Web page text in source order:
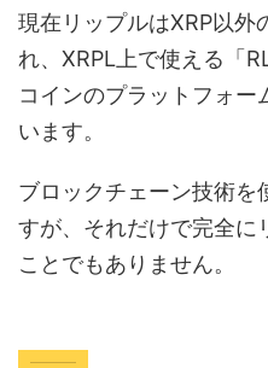
現在リップルはXRP以外
れ、XRPL上で使える「
コインのプラットフォー
います。
ブロックチェーン技術を
すが、それだけで完全に
ことでもありません。